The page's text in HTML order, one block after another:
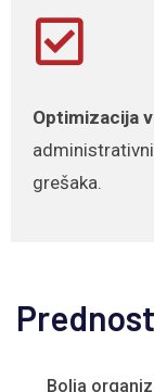
Optimizacija
grešaka.
Bolja